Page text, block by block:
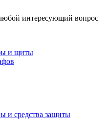
интересующий вопрос
и щиты